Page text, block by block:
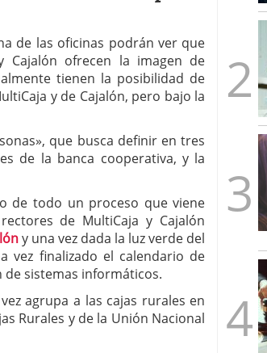
de las oficinas podrán ver que
ofrecen la imagen de
tienen la posibilidad de
y de Cajalón, pero bajo la
que busca definir en tres
de la banca cooperativa, y la
de todo un proceso que viene
de MultiCaja y Cajalón
y una vez dada la luz verde del
vez finalizado el calendario de
sistemas informáticos.
agrupa a las cajas rurales en
Rurales y de la Unión Nacional